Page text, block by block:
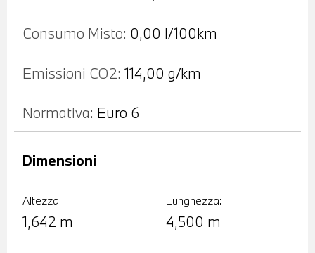
Consumo Misto: 0,00 l/100km
Emissioni CO2: 114,00 g/km
Normativa: Euro 6
Altezza
1,642 m
Lunghezza:
4,500 m
Dimensioni